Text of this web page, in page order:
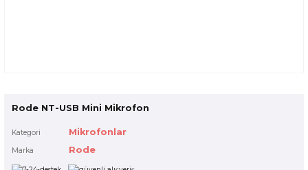
Rode NT-USB Mini Mikrofon
Kategori Mikrofonlar
Marka Rode